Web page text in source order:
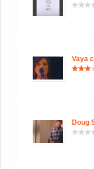
Vaya
Doug